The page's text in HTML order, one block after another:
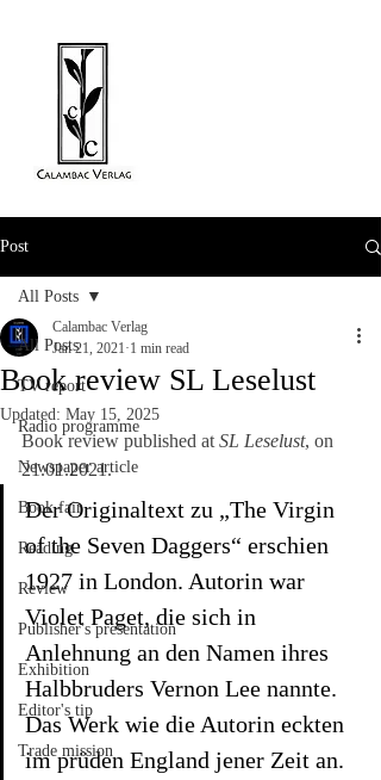
Post
All Posts
TV report
Radio programme
Newspaper article
Book fair
Reading
Review
Publisher's presentation
Exhibition
Editor's tip
Trade mission
All Posts
Book review SL Leselust
Calambac Verlag
Jan 21, 2021 1 min read
Updated: May 15, 2025
Book review published at SL Leselust, on
21.01.2021.
Der Originaltext zu „The Virgin
of the Seven Daggers“ erschien
1927 in London. Autorin war
Violet Paget, die sich in
Anlehnung an den Namen ihres
Halbbruders Vernon Lee nannte.
Das Werk wie die Autorin eckten
im prüden England jener Zeit an.